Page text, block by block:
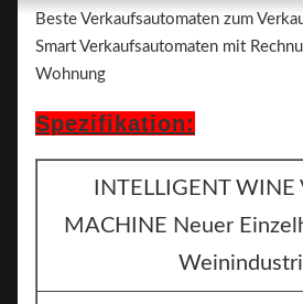
Beste Verkaufsautomaten zum
Smart Verkaufsautomaten mit
Wohnung
Spezifikation:
INTELLIGENT
MACHINE Neuer